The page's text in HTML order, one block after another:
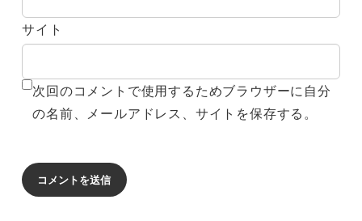
サイト
次回のコメントで使用するためブラウザーに自分
の名前、メールアドレス、サイトを保存する。